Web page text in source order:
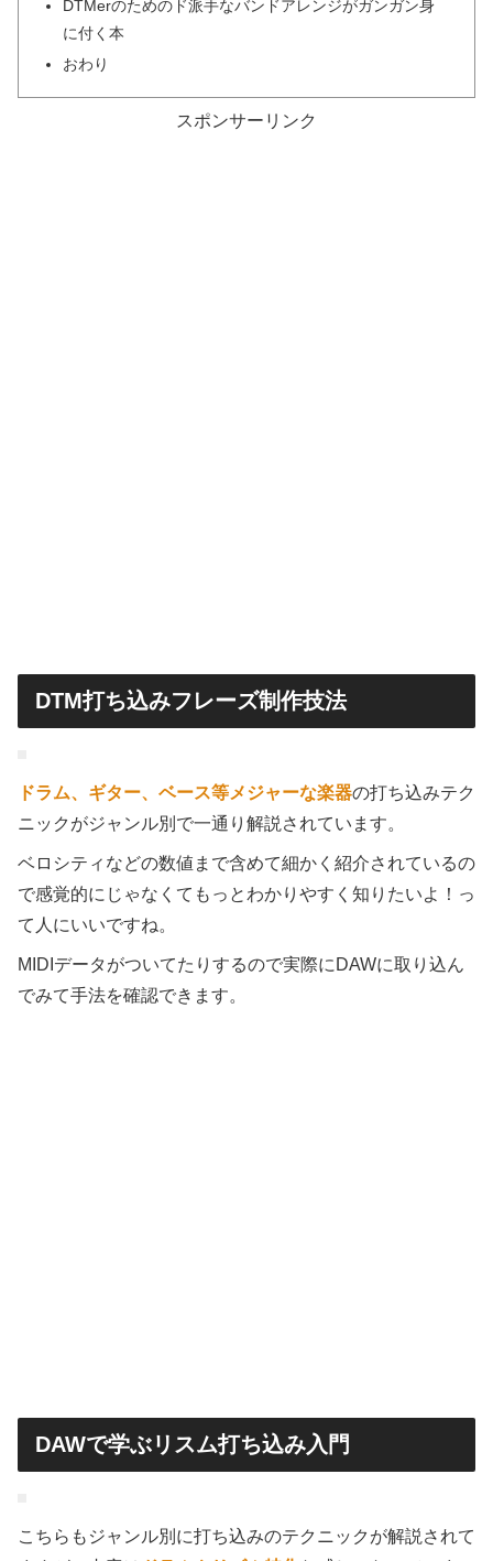
DTMerのためのド派手なバンドアレンジがガンガン身
に付く本
おわり
スポンサーリンク
DTM打ち込みフレーズ制作技法
ドラム、ギター、ベース等メジャーな楽器の打ち込みテク
ニックがジャンル別で一通り解説されています。
ベロシティなどの数値まで含めて細かく紹介されているの
で感覚的にじゃなくてもっとわかりやすく知りたいよ！っ
て人にいいですね。
MIDIデータがついてたりするので実際にDAWに取り込ん
でみて手法を確認できます。
DAWで学ぶリスム打ち込み入門
こちらもジャンル別に打ち込みのテクニックが解説されて